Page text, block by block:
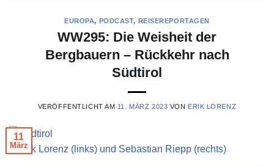
EUROPA, PODCAST, REISEREPORTAGEN
WW295: Die Weisheit der
Bergbauern – Rückkehr nach
Südtirol
VERÖFFENTLICHT AM 11. MÄRZ 2023 VON ERIK LORENZ
© Erik Lorenz (links) und Sebastian Riepp (rechts)
11
März